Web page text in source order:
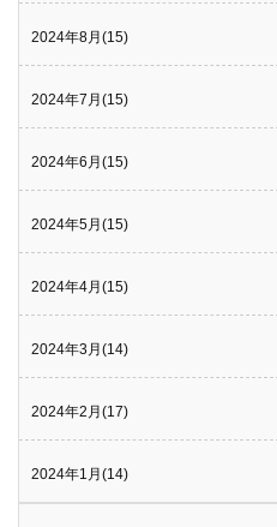
2024年8月(15)
2024年7月(15)
2024年6月(15)
2024年5月(15)
2024年4月(15)
2024年3月(14)
2024年2月(17)
2024年1月(14)